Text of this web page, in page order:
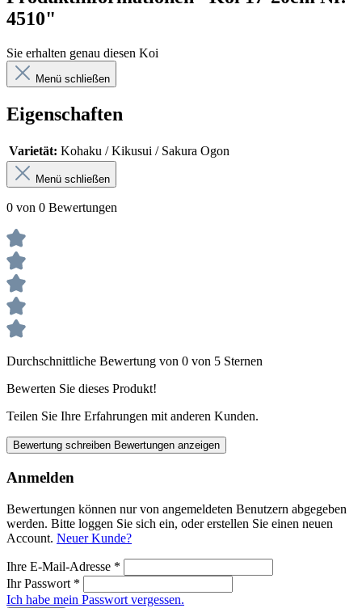
4510"
Sie erhalten genau diesen Koi
Menü schließen
Eigenschaften
Varietät: Kohaku / Kikusui / Sakura Ogon
Menü schließen
0 von 0 Bewertungen
Durchschnittliche Bewertung von 0 von 5 Sternen
Bewerten Sie dieses Produkt!
Teilen Sie Ihre Erfahrungen mit anderen Kunden.
Bewertung schreiben Bewertungen anzeigen
Anmelden
Bewertungen können nur von angemeldeten Benutzern abgegeben
werden. Bitte loggen Sie sich ein, oder erstellen Sie einen neuen
Account. Neuer Kunde?
Ihre E-Mail-Adresse *
Ihr Passwort *
Ich habe mein Passwort vergessen.